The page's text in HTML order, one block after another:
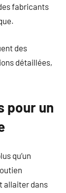
fabricants
des
détaillées,
pour un
qu’un
allaiter dans